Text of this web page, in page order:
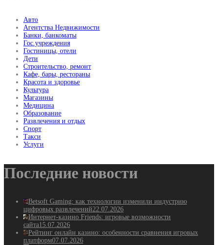
Авто
Агентства Недвижимости
Банки, банкоматы
Гос.учреждения
Гостиницы, отели
Дети
Строительство, ремонт
Кафе, бары, рестораны
Красота и здоровье
Культура
Магазины
Медицина
Образование
Развлечения и отдых
Спорт
Такси
Услуги
Последние новости
Betsoft Gaming: как технологии изменили индустрию
цифровых развлечений22.07.2026
Интернет-казино Friends: игровые возможности
сайта15.07.2026
Рейтинг онлайн казино: особенности сравнения игровых
платформ07.07.2026